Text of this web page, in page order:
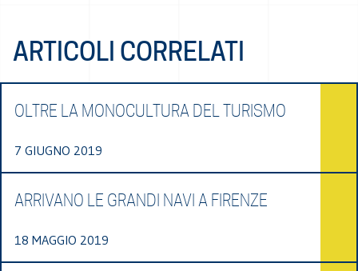
ARTICOLI CORRELATI
OLTRE LA MONOCULTURA DEL TURISMO
7 GIUGNO 2019
ARRIVANO LE GRANDI NAVI A FIRENZE
18 MAGGIO 2019